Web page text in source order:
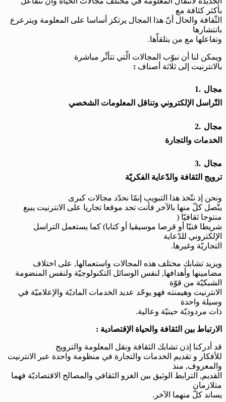
بأكثر كثافة مع
الثّقافة والحال أنّ هذا المجال يرتكز أساسا على المعلومة ويترعرع
بانتشارها
وتفاعلها مع من يتلقاّها.
ويمكن لنا أن نبوّب المجالات الّتي تتأثّر مباشرة
بالانترنيت إلى ثلاثة أصناف :
1. مجال
التّراسل الإلكتروني وتناقل المعلومات الشخصي
2. مجال
الخدمات والتجارة
3. مجال
ترويج الثقافة والدّعاية الفكريّة
ونحن إذ نتّخذ هذا التبويب إنمّا نحدّد مجالات كبرى
يتّصل كلّ منها بالآخر فأنت تجد موقعا تجاريا على الانترنيت يبيع
منتوجا ثقافيّا (
شريطا فنيّا أو قرصا موسيقيا أو كتابا) كما يستعمل التراسل
الإلكتروني للدّعاية
التجاريّة وغيرها.
ويزيد تشابك مختلف هذه المجالات واستعمالها, على اختلاف
مضامينها وأهدافها, لنفس الوسائل التكنولوجيّة ولنفس المنضومة
الشبكيّة من قوّة
الانترنيت وهيمنته فهو يوحّد عديد الخدمات الماديّة والإعلاميّة في
وسيلة واحدة
ذات مردوديّة حينيّة وعالية.
الارتباط بين الثقافة والحياة الإقتصادية :
قد أدركنا إذن تشابك الثقافة ونقل المعلومة والترويج
للأفكار و تقديم الخدمات والتجارة في منظومة واحدة عبر الانترنيت
والمعروف, منذ
القديم, الترابط الوثيق بين الغزو الثقافي والمصالح الاقتصاديّة فهما
متلازمان
يساند كلّ منهما الآخر.